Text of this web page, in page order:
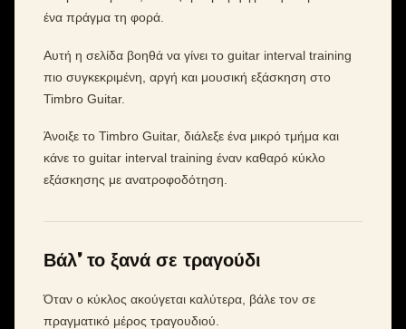
ένα πράγμα τη φορά.
Αυτή η σελίδα βοηθά να γίνει το guitar interval training
πιο συγκεκριμένη, αργή και μουσική εξάσκηση στο
Timbro Guitar.
Άνοιξε το Timbro Guitar, διάλεξε ένα μικρό τμήμα και
κάνε το guitar interval training έναν καθαρό κύκλο
εξάσκησης με ανατροφοδότηση.
Βάλ’ το ξανά σε τραγούδι
Όταν ο κύκλος ακούγεται καλύτερα, βάλε τον σε
πραγματικό μέρος τραγουδιού.